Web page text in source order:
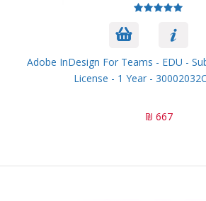
Adobe InDesign For Teams - EDU -
License - 1 Year -
667 ₪